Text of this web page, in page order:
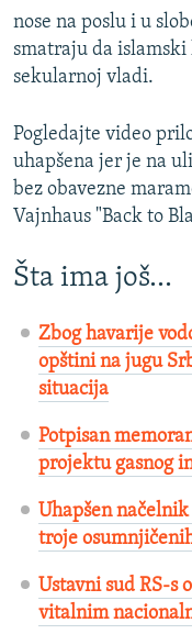
nose na poslu i u
smatraju da
sekularnoj vladi.
Pogledajte video
uhapšena jer je na
bez obavezne
Vajnhaus "Back to
Šta ima još…
Zbog havarije
opštini na jugu
situacija
Potpisan
projektu gasnog
Uhapšen
troje
Ustavni sud RS-s
vitalnim